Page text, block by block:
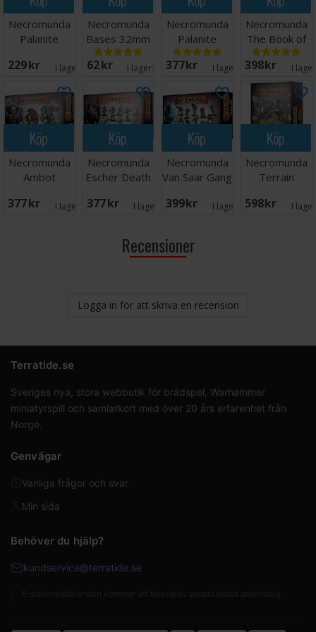
Necromunda
Palanite
Weapons
229 SEK I lager: 4
Necromunda
Bases 32mm
62 SEK I lager:
Necromunda
Palanite
Enforcer
Patrol
377 SEK I lager: 4
Necromunda
The Book of
Judgement
398 SEK I
Köp
Necromunda
Ambot
377 SEK I lager: 4
Köp
Necromunda
Escher Death
Run
377 SEK I lager: 1
Köp
Necromunda
Van Saar Gang
399 SEK I lager: 3
Köp
Necromunda
Terrain
Stairs
598 SEK I
Recensioner
Logga in för att skriva en recension
Terratide.se
Sveriges nya, stora webbutik för brädspel, Warhammer
miniatyrspill och samlarkort med över 20 års erfarenhet från
Norge.
Genvägar
Vanliga frågor och svar
Min sida
Behöver du hjälp?
kundservice@terratide.se